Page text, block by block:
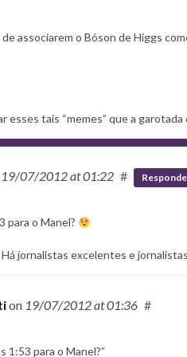
associarem o Bóson de Higgs
esses tais “memes” que a
19/07/2012at 01:22 #
para o Manel?
jornalistas excelentes e
on 19/07/2012at 01:36 #
1:53 para o Manel?”